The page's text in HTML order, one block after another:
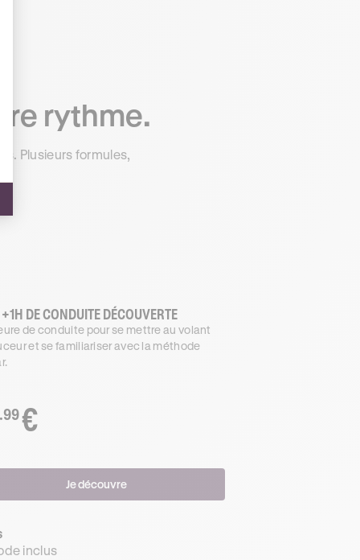
rythme.
Plusieurs formules,
DE CONDUITE DÉCOUVERTE
de conduite pour se mettre au volant
et se familiariser avec la méthode
.99€
Je découvre
inclus